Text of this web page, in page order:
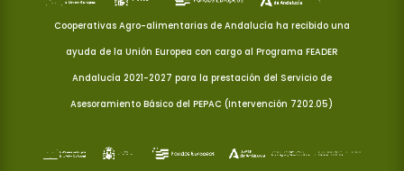
Cooperativas Agro-alimentarias de Andalucía ha recibido una
ayuda de la Unión Europea con cargo al Programa FEADER
Andalucía 2021-2027 para la prestación del Servicio de
Asesoramiento Básico del PEPAC (Intervención 7202.05)